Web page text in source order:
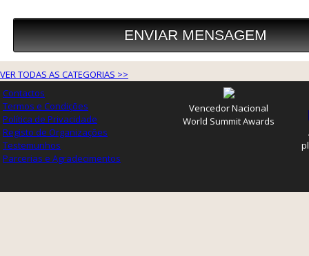
VER TODAS AS CATEGORIAS >>
Contactos
Termos e Condições
Política de Privacidade
Registo de Organizações
Testemunhos
Parcerias e Agradecimentos
Vencedor Nacional
World Summit Awards